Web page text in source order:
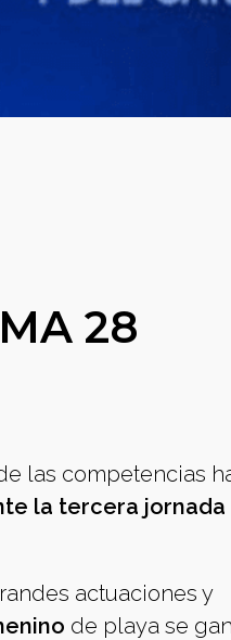
28
las competencias
la tercera jornada
actuaciones y
de playa se